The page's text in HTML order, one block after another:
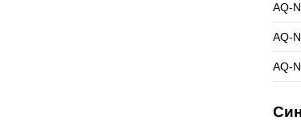
AQ-
AQ-
AQ-